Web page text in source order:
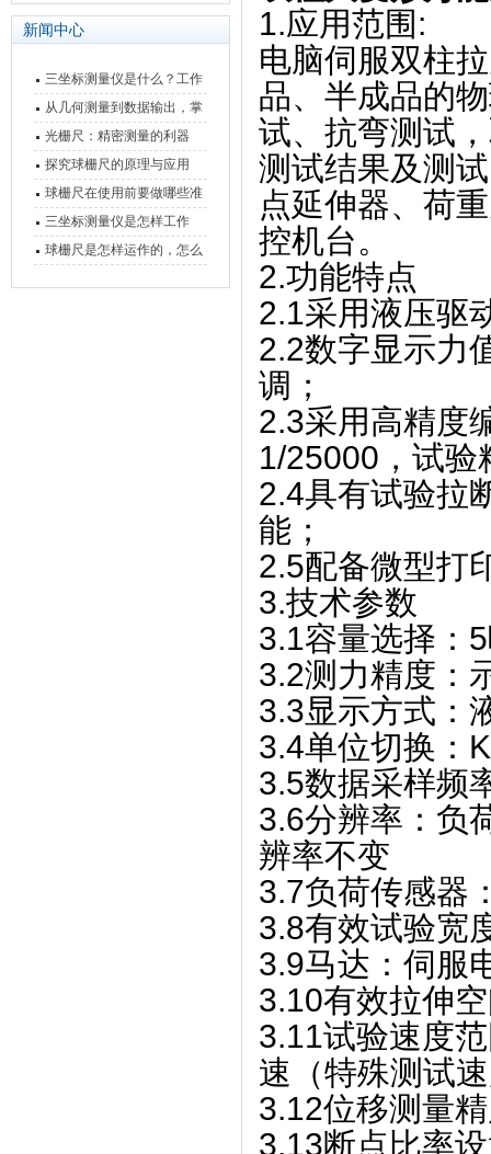
新闻中心
三坐标测量仪是什么？工作
原理、分类与核心功能一次
讲清
从几何测量到数据输出，掌
握万濠影像测量仪的六大核
心能力
光栅尺：精密测量的利器
探究球栅尺的原理与应用
球栅尺在使用前要做哪些准
备工作？
三坐标测量仪是怎样工作
的，功能有什么优势？
球栅尺是怎样运作的，怎么
1.应用范围:
电脑伺服双柱
品、半成品的
试、抗弯测试
测试结果及测
点延伸器、荷
控机台。
2.功能特点
2.1采用液压驱
2.2数字显示力
调；
2.3采用高精度
1/25000，试验
2.4具有试验拉
能；
2.5配备微型打
3.技术参数
3.1容量选择：
3.2测力精度：
3.3显示方式：
3.4单位切换：
3.5数据采样频
3.6分辨率：负
辨率不变
3.7负荷传感器
3.8有效试验宽
3.9马达：伺服
3.10有效拉伸
3.11试验速度
速（特殊测试
3.12位移测量
3.13断点比率